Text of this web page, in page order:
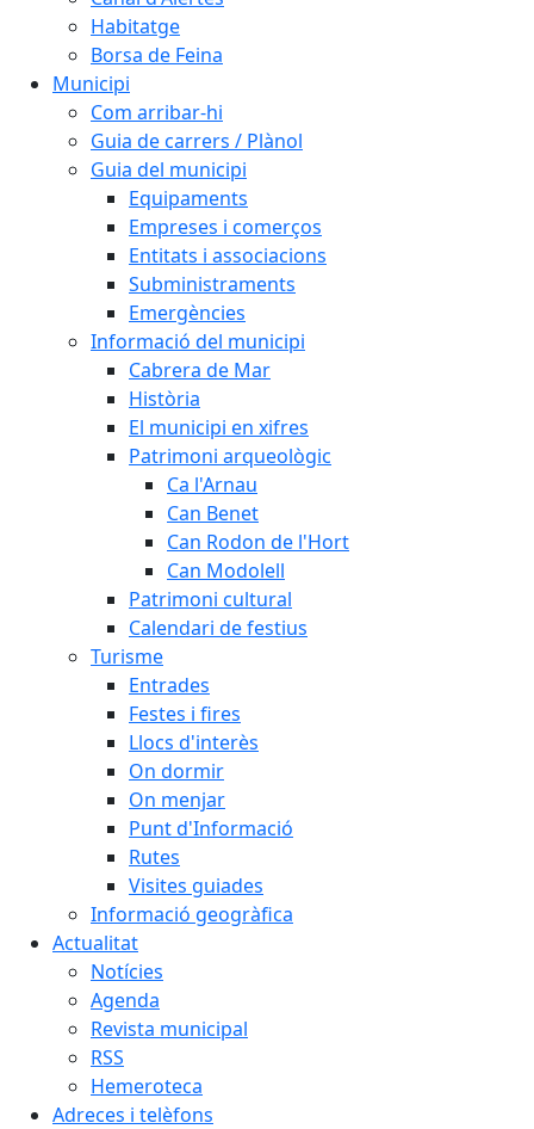
Habitatge
Borsa de Feina
Municipi
Com arribar-hi
Guia de carrers / Plànol
Guia del municipi
Equipaments
Empreses i comerços
Entitats i associacions
Subministraments
Emergències
Informació del municipi
Cabrera de Mar
Història
El municipi en xifres
Patrimoni arqueològic
Ca l'Arnau
Can Benet
Can Rodon de l'Hort
Can Modolell
Patrimoni cultural
Calendari de festius
Turisme
Entrades
Festes i fires
Llocs d'interès
On dormir
On menjar
Punt d'Informació
Rutes
Visites guiades
Informació geogràfica
Actualitat
Notícies
Agenda
Revista municipal
RSS
Hemeroteca
Adreces i telèfons